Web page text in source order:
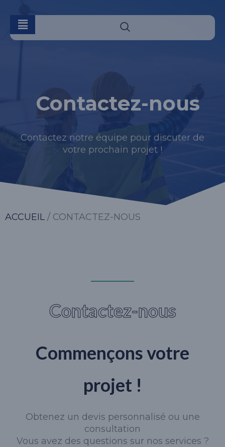
Contactez-nous
Contactez notre équipe pour discuter de
votre prochain projet !
ACCUEIL / CONTACTEZ-NOUS
Contactez-nous
Commençons votre
projet !
Obtenez un devis personnalisé ou une
consultation
Vous avez des questions sur nos services ?